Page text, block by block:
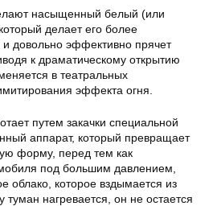
насыщенный белый (или
делает его более
довольно эффективно прячет
к драматическому открытию
в театральных
эффекта огня.
путем закачки специальной
аппарат, который превращает
форму, перед тем как
под большим давлением,
облако, которое вздымается из
туман нагревается, он не остается